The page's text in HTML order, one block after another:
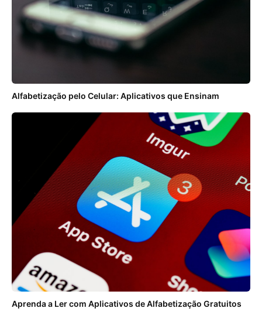
Alfabetização pelo Celular: Aplicativos que Ensinam
Aprenda a Ler com Aplicativos de Alfabetização Gratuitos